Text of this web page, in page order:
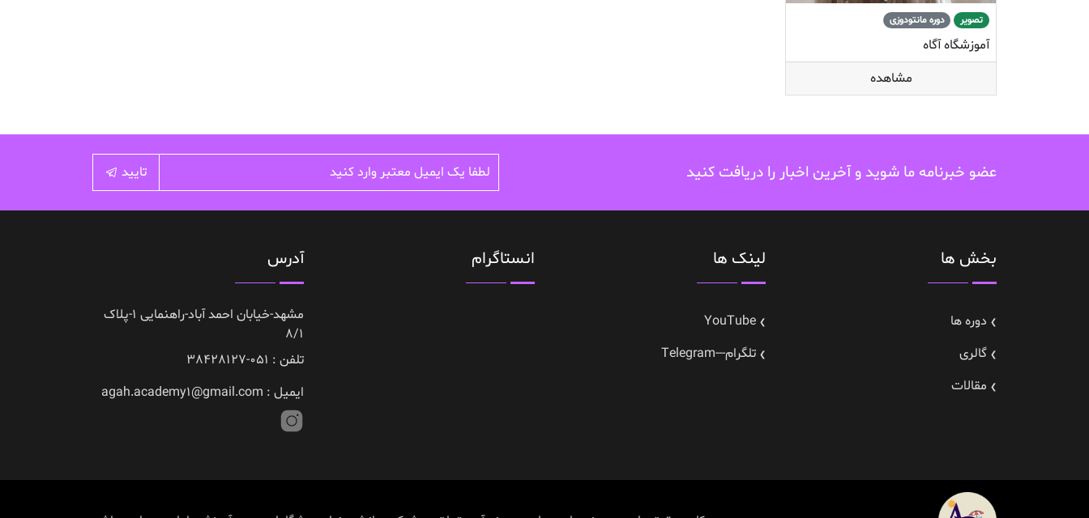
تصویر دوره مانتودوزی
آموزشگاه آگاه
مشاهده
عضو خبرنامه ما شوید و آخرین اخبار را دریافت کنید تایید
بخش ها
دوره ها
گالری
مقالات
لینک ها
YouTube
تلگرام---Telegram
انستاگرام آدرس
مشهد-خیابان احمد آباد-راهنمایی 1-پلاک
8/1
تلفن : 051-38428127
ایمیل : agah.academy1@gmail.com